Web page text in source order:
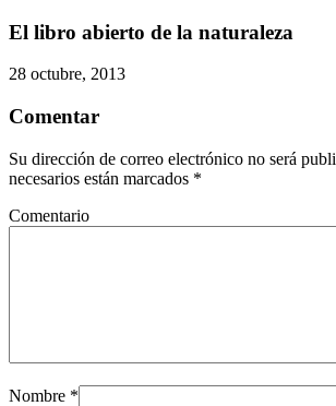
El libro abierto de la naturaleza
28 octubre, 2013
Comentar
Su dirección de correo electrónico no será
necesarios están marcados *
Comentario
Nombre *